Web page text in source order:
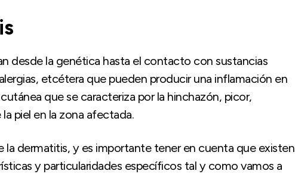
desde la genética hasta el contacto con sustancias
etcétera que pueden producir una inflamación en
que se caracteriza por la hinchazón, picor,
piel en la zona afectada.
la dermatitis, y es importante tener en cuenta que existen
y particularidades específicos tal y como vamos a